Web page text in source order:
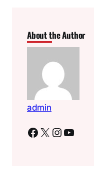
About the Author
admin
Facebook X Instagram YouTube